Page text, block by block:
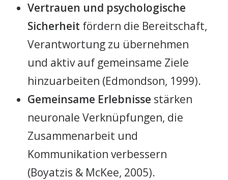
Vertrauen und psychologische
Sicherheit fördern die Bereitschaft,
Verantwortung zu übernehmen
und aktiv auf gemeinsame Ziele
hinzuarbeiten (Edmondson, 1999).
Gemeinsame Erlebnisse stärken
neuronale Verknüpfungen, die
Zusammenarbeit und
Kommunikation verbessern
(Boyatzis & McKee, 2005).